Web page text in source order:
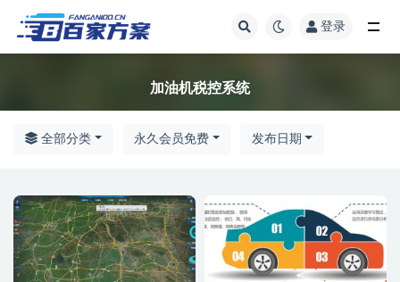
登录
加油机税控系统
全部分类 永久会员免费 发布日期